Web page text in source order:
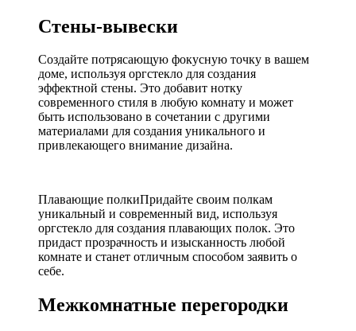
Стены-вывески
Создайте потрясающую фокусную точку в вашем
доме, используя оргстекло для создания
эффектной стены. Это добавит нотку
современного стиля в любую комнату и может
быть использовано в сочетании с другими
материалами для создания уникального и
привлекающего внимание дизайна.
Плавающие полкиПридайте своим полкам
уникальный и современный вид, используя
оргстекло для создания плавающих полок. Это
придаст прозрачность и изысканность любой
комнате и станет отличным способом заявить о
себе.
Межкомнатные перегородки